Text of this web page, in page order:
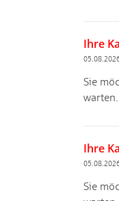
Ihre
Sie
Ihre
Sie